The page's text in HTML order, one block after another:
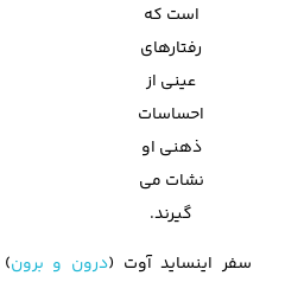
است که
رفتارهای
عینی از
احساسات
ذهنی او
نشات می
گیرند.
سفر اینساید آوت (درون و برون